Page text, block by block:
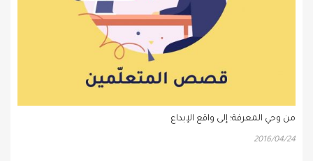
من وحي المعرفة؛ إلى واقع الإبداع
2016/04/24